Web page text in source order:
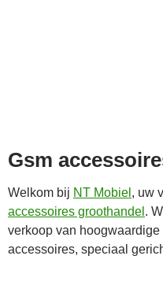
Gsm
Welkom bij NT Mobiel , uw
accessoires groothandel .
verkoop van
accessoires, speciaal